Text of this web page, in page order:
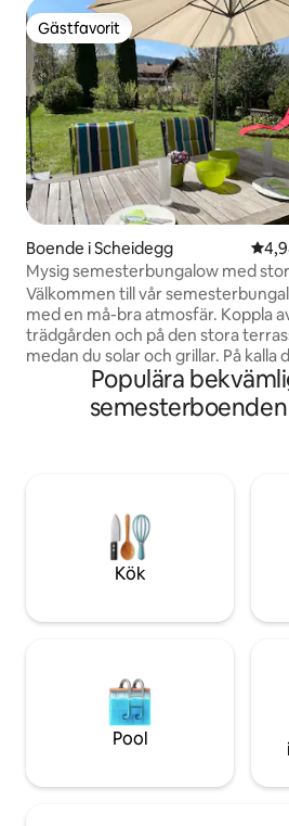
Gästfavorit
Gästfavorit
Boende i Scheidegg 4,98
Mysig semesterbungalow med stor
trädgård
Välkommen till vår
med en må-bra atmosfär. Koppla av i
trädgården och på den stora
medan du solar och grillar. På kalla
erbjuder den svenska kaminen, det
stora köket med matbord och det
mysiga vardagsrummet med TV dig
kanotpaddling, bågskytte,
skywalk, skidåkning, snöskor
Populära
Kök
Pool